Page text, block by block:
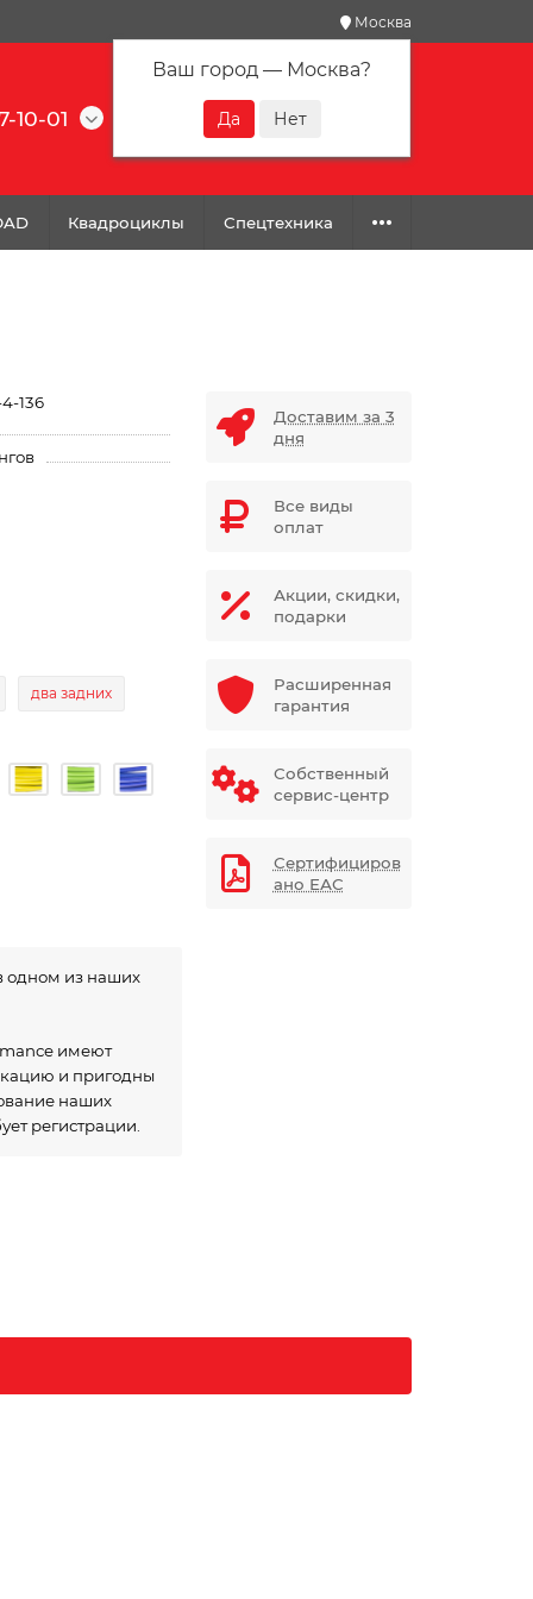
Москва
Ваш город — Москва?
10-01
Квадроциклы Спецтехника
136
два задних
одном из наших
имеют
и пригодны
наших
регистрации.
Доставим за 3
дня
Все виды
оплат
Акции, скидки,
подарки
Расширенная
гарантия
Собственный
сервис-центр
Сертифициров
ано ЕАС